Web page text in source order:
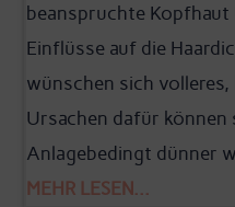
beanspruchte Kopfhaut
Einflüsse auf die
wünschen sich
Ursachen dafür
Anlagebedingt dünner
MEHR LESEN...